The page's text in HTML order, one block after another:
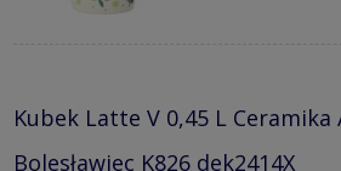
Kubek Latte V 0,45 L
Bolesławiec K826 dek2414X